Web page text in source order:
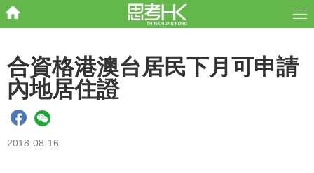
合資格港澳台居民下月可申請
內地居住證
2018-08-16